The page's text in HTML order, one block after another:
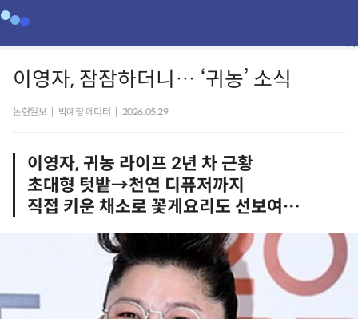
이영자, 잠잠하더니… ‘귀농’ 소식
논현일보 박예정 에디터 2026.05.29
이영자, 귀농 라이프 2년 차 근황
초대형 텃밭→천연 디퓨저까지
직접 키운 채소로 꽃게요리도 선보여…